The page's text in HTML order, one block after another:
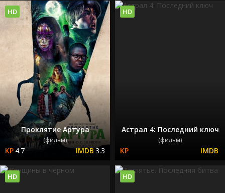
Проклятие Артура
(фильм)
4.7 3.3
HD
Астрал 4: Последний ключ
(фильм)
HD
HD HD